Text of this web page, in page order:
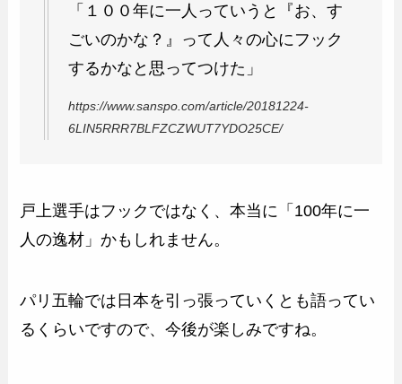
「１００年に一人っていうと『お、す
ごいのかな？』って人々の心にフック
するかなと思ってつけた」
https://www.sanspo.com/article/20181224-
6LIN5RRR7BLFZCZWUT7YDO25CE/
戸上選手はフックではなく、本当に「100年に一
人の逸材」かもしれません。
パリ五輪では日本を引っ張っていくとも語ってい
るくらいですので、今後が楽しみですね。